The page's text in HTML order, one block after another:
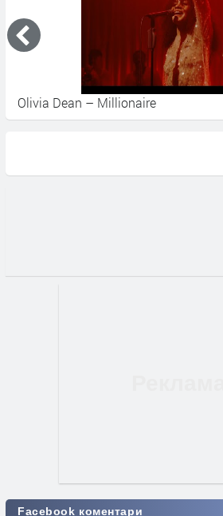
Olivia Dean – Millionaire
Facebook коментари